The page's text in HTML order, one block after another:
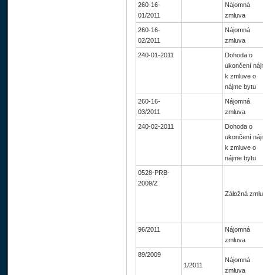
260-16-
01/2011
Nájomná
zmluva
260-16-
02/2011
Nájomná
zmluva
240-01-2011
Dohoda o
ukončení
k zmluve o
nájme bytu
260-16-
03/2011
Nájomná
zmluva
240-02-2011
Dohoda o
ukončení
k zmluve o
nájme bytu
0528-PRB-
2009/Z
Záložná
96/2011
Nájomná
zmluva
89/2009
1/2011
Nájomná
zmluva